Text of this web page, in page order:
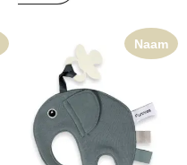
Naam